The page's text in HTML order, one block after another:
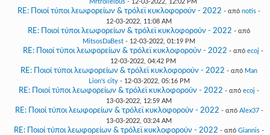
Mrtrolleibus- 12-03-2022, 12:02 PM
RE: Ποιοί τύποι λεωφορείων & τρόλεϊ κυκλοφορούν - 2022 - από notis -
12-03-2022, 11:08 AM
RE: Ποιοί τύποι λεωφορείων & τρόλεϊ κυκλοφορούν - 2022 - από
MitsosDaBest - 12-03-2022, 01:19 PM
RE: Ποιοί τύποι λεωφορείων & τρόλεϊ κυκλοφορούν - 2022 - από ecoj -
12-03-2022, 04:42 PM
RE: Ποιοί τύποι λεωφορείων & τρόλεϊ κυκλοφορούν - 2022 - από Man
Lion's city- 12-03-2022, 05:16 PM
RE: Ποιοί τύποι λεωφορείων & τρόλεϊ κυκλοφορούν - 2022 - από ecoj -
13-03-2022, 12:59 AM
RE: Ποιοί τύποι λεωφορείων & τρόλεϊ κυκλοφορούν - 2022 - από Alex37-
13-03-2022, 03:24 AM
RE: Ποιοί τύποι λεωφορείων & τρόλεϊ κυκλοφορούν - 2022 - από Giannis -